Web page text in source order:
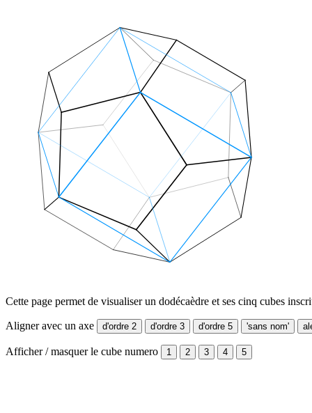
Cette page permet de visualiser un dodécaèdre et ses cinq cubes
Aligner avec un axe
Afficher / masquer le cube numero